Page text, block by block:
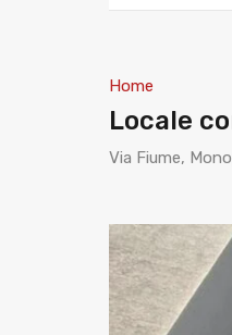
Home
Locale
Via Fiume,